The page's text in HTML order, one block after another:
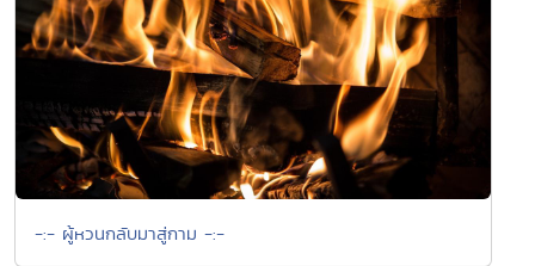
-:- ผู้หวนกลับมาสู่กาม -:-